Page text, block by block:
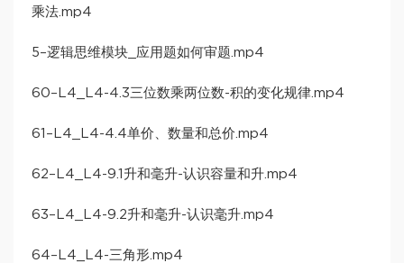
乘法.mp4
5–逻辑思维模块_应用题如何审题.mp4
60–L4_L4-4.3三位数乘两位数-积的变化规律.mp4
61–L4_L4-4.4单价、数量和总价.mp4
62–L4_L4-9.1升和毫升-认识容量和升.mp4
63–L4_L4-9.2升和毫升-认识毫升.mp4
64–L4_L4-三角形.mp4